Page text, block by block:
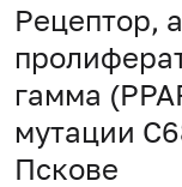
Рецептор,
гамма
мутации
Пскове